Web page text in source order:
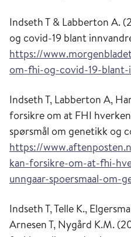
Indseth T & Labberton A.
og covid-19 blant
https://
om-fhi-og-covid-19-
Indseth T, Labberton A,
forsikre om at FHI
spørsmål om genetikk og
https://
kan-forsikre-om-at-fhi-
unngaar-spoersmaal-om-
Indseth T, Telle K.,
Arnesen T, Nygård K.M.